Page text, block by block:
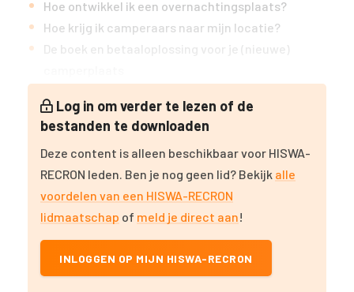
Hoe ontwikkel ik een overnachtingsplaats?
Hoe krijg ik camperaars naar mijn locatie?
De boek en betaaloplossing voor je (nieuwe)
Log in om verder te lezen of de
bestanden te downloaden
Deze content is alleen beschikbaar voor HISWA-
RECRON leden. Ben je nog geen lid? Bekijk alle
voordelen van een HISWA-RECRON
lidmaatschap of meld je direct aan!
INLOGGEN OP MIJN HISWA-RECRON